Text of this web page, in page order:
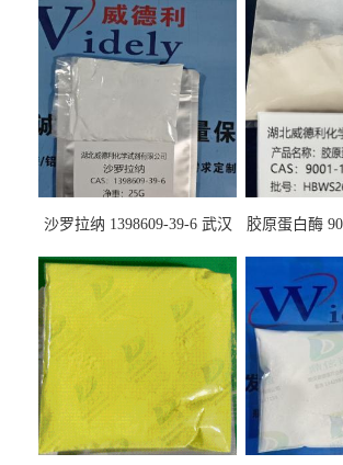
沙罗拉纳 1398609-39-6 武汉
胶原蛋白酶